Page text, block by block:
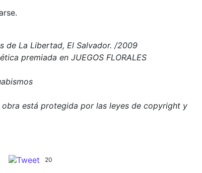
de La Libertad, El Salvador. /2009
premiada en JUEGOS FLORALES
está protegida por las leyes de copyright y
20